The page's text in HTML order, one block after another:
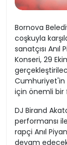
Bornova
coşkuyla
sanatçısı Anıl
Konseri, 29
Cumhuriyet'in
için önemli bir
DJ Birand
performansı
rapçi Anıl
devam